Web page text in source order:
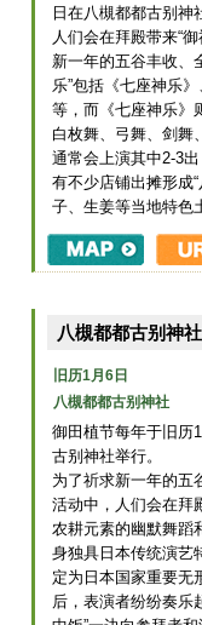
日在八槻都都古别神
人们会在拜殿带来“
新一年的五谷丰收、
乐”包括《七座神乐》
等，而《七座神乐》
白枚舞、弓舞、剑舞
通常会上演其中2-3
有不少店铺出摊形成
子、生姜等当地特色
八槻都都古别神
旧历1月6日
八槻都都古别神社
御田植节每年于旧历
古别神社举行。
为了祈求新一年的五
活动中，人们会在拜
农耕元素的幽默舞蹈
身独具日本传统演艺
定为日本国家重要无
后，表演者纷纷奏乐